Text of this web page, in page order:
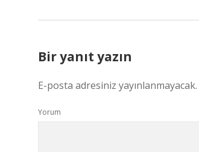
Bir yanıt yazın
E-posta adresiniz yayınlanmayacak.
Yorum